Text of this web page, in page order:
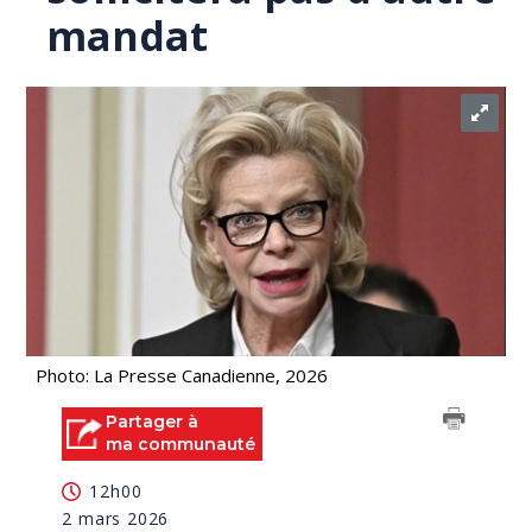
mandat
Photo: La Presse Canadienne, 2026
Partager à
ma communauté
12h00
2 mars 2026